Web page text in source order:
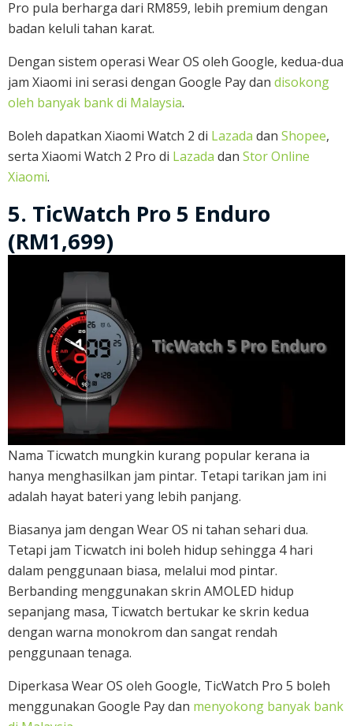
Pro pula berharga dari RM859, lebih premium dengan
badan keluli tahan karat.
Dengan sistem operasi Wear OS oleh Google, kedua-dua
jam Xiaomi ini serasi dengan Google Pay dan disokong
oleh banyak bank di Malaysia.
Boleh dapatkan Xiaomi Watch 2 di Lazada dan Shopee,
serta Xiaomi Watch 2 Pro di Lazada dan Stor Online
Xiaomi.
5. TicWatch Pro 5 Enduro
(RM1,699)
Nama Ticwatch mungkin kurang popular kerana ia
hanya menghasilkan jam pintar. Tetapi tarikan jam ini
adalah hayat bateri yang lebih panjang.
Biasanya jam dengan Wear OS ni tahan sehari dua.
Tetapi jam Ticwatch ini boleh hidup sehingga 4 hari
dalam penggunaan biasa, melalui mod pintar.
Berbanding menggunakan skrin AMOLED hidup
sepanjang masa, Ticwatch bertukar ke skrin kedua
dengan warna monokrom dan sangat rendah
penggunaan tenaga.
Diperkasa Wear OS oleh Google, TicWatch Pro 5 boleh
menggunakan Google Pay dan menyokong banyak bank